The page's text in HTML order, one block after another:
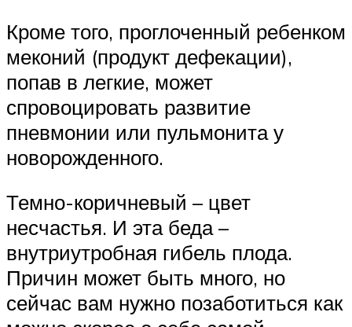
Кроме того, проглоченный ребенком
меконий (продукт дефекации),
попав в легкие, может
спровоцировать развитие
пневмонии или пульмонита у
новорожденного.
Темно-коричневый – цвет
несчастья. И эта беда –
внутриутробная гибель плода.
Причин может быть много, но
сейчас вам нужно позаботиться как